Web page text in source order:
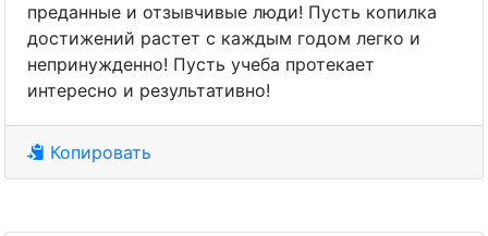
преданные и отзывчивые люди! Пусть копилка
достижений растет с каждым годом легко и
непринужденно! Пусть учеба протекает
интересно и результативно!
Копировать